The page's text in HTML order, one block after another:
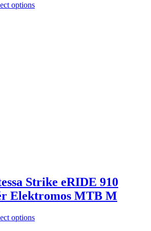
options
Strike eRIDE 910
Elektromos MTB M
options